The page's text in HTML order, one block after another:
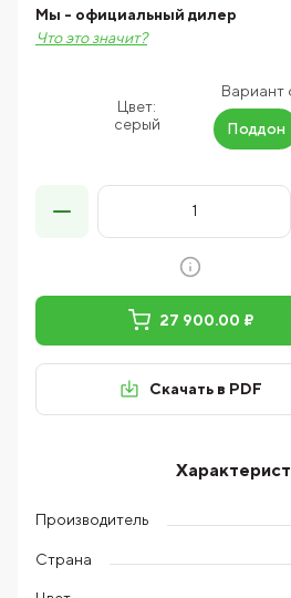
Цвет:
серый
Вариант
Поддон
Мы - официальный дилер
Что это значит?
27 900.00 ₽
Скачать в PDF
Производитель
Страна